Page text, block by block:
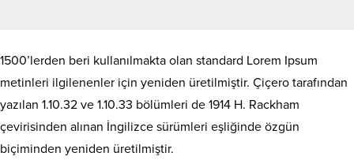
1500’lerden beri kullanılmakta olan standard Lorem Ipsum
metinleri ilgilenenler için yeniden üretilmiştir. Çiçero tarafından
yazılan 1.10.32 ve 1.10.33 bölümleri de 1914 H. Rackham
çevirisinden alınan İngilizce sürümleri eşliğinde özgün
biçiminden yeniden üretilmiştir.